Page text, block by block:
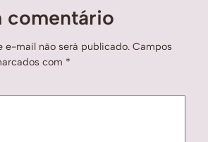
comentário
e-mail não será publicado. Campos
com *